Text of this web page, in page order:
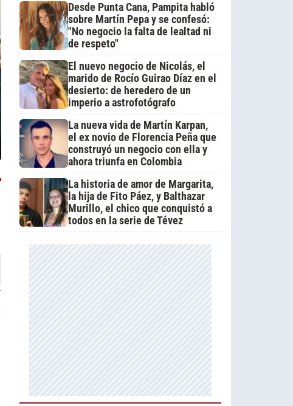
Desde Punta Cana, Pampita habló
sobre Martín Pepa y se confesó:
"No negocio la falta de lealtad ni
de respeto"
El nuevo negocio de Nicolás, el
marido de Rocío Guirao Díaz en el
desierto: de heredero de un
imperio a astrofotógrafo
La nueva vida de Martín Karpan,
el ex novio de Florencia Peña que
construyó un negocio con ella y
ahora triunfa en Colombia
La historia de amor de Margarita,
la hija de Fito Páez, y Balthazar
Murillo, el chico que conquistó a
todos en la serie de Tévez